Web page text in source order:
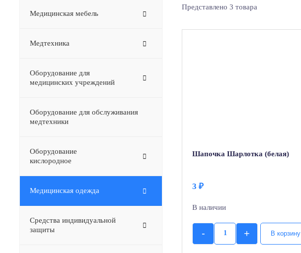
Представлено 3 товара
Шапочка Шарлотка (белая)
3 ₽
В наличии
Quantity
- + В корзину
Медицинская мебель
Медтехника
Оборудование для
медицинских учреждений
Оборудование для обслуживания
медтехники
Оборудование
кислородное
–
Медицинская одежда
Средства индивидуальной
защиты